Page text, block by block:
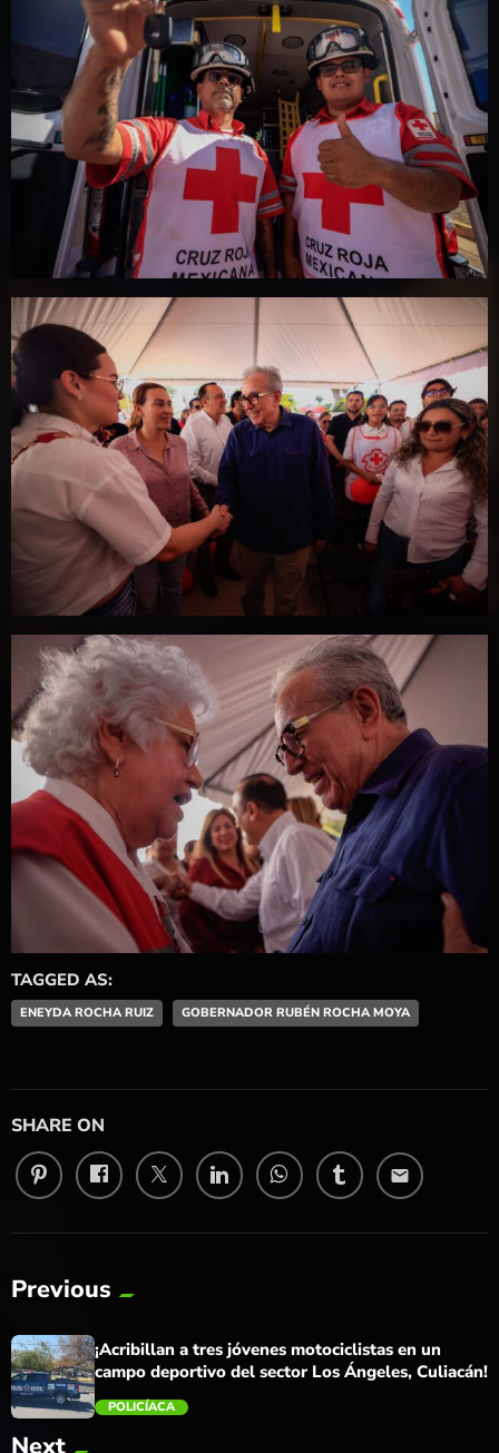
TAGGED AS:
ENEYDA ROCHA RUIZ GOBERNADOR RUBÉN ROCHA MOYA
SHARE ON
email
Previous
¡Acribillan a tres jóvenes motociclistas en un
campo deportivo del sector Los Ángeles, Culiacán!
POLICÍACA
Next